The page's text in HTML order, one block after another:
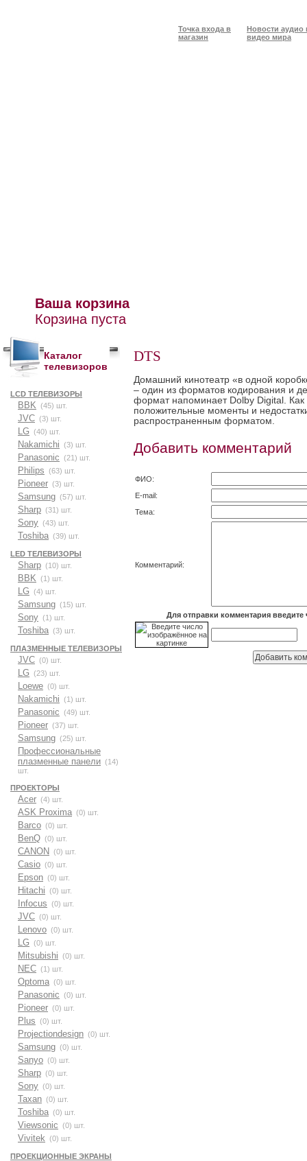
Точка входа в
магазин
Новости аудио
видео мира
Ваша корзина
Корзина пуста
Каталог
телевизоров
LCD ТЕЛЕВИЗОРЫ
BBK (45) шт.
JVC (3) шт.
LG (40) шт.
Nakamichi (3) шт.
Panasonic (21) шт.
Philips (63) шт.
Pioneer (3) шт.
Samsung (57) шт.
Sharp (31) шт.
Sony (43) шт.
Toshiba (39) шт.
LED ТЕЛЕВИЗОРЫ
Sharp (10) шт.
BBK (1) шт.
LG (4) шт.
Samsung (15) шт.
Sony (1) шт.
Toshiba (3) шт.
ПЛАЗМЕННЫЕ ТЕЛЕВИЗОРЫ
JVC (0) шт.
LG (23) шт.
Loewe (0) шт.
Nakamichi (1) шт.
Panasonic (49) шт.
Pioneer (37) шт.
Samsung (25) шт.
Профессиональные
плазменные панели (14)
шт.
ПРОЕКТОРЫ
Acer (4) шт.
ASK Proxima (0) шт.
Barco (0) шт.
BenQ (0) шт.
CANON (0) шт.
Casio (0) шт.
Epson (0) шт.
Hitachi (0) шт.
Infocus (0) шт.
JVC (0) шт.
Lenovo (0) шт.
LG (0) шт.
Mitsubishi (0) шт.
NEC (1) шт.
Optoma (0) шт.
Panasonic (0) шт.
Pioneer (0) шт.
Plus (0) шт.
Projectiondesign (0) шт.
Samsung (0) шт.
Sanyo (0) шт.
Sharp (0) шт.
Sony (0) шт.
Taxan (0) шт.
Toshiba (0) шт.
Viewsonic (0) шт.
Vivitek (0) шт.
ПРОЕКЦИОННЫЕ ЭКРАНЫ
DTS
Домашний кинотеатр «в одной
– один из форматов кодирования и
формат напоминает Dolby Digital.
положительные моменты и
распространенным форматом.
Добавить комментарий
ФИО:
E-mail:
Тема:
Комментарий:
Для отправки комментария введите